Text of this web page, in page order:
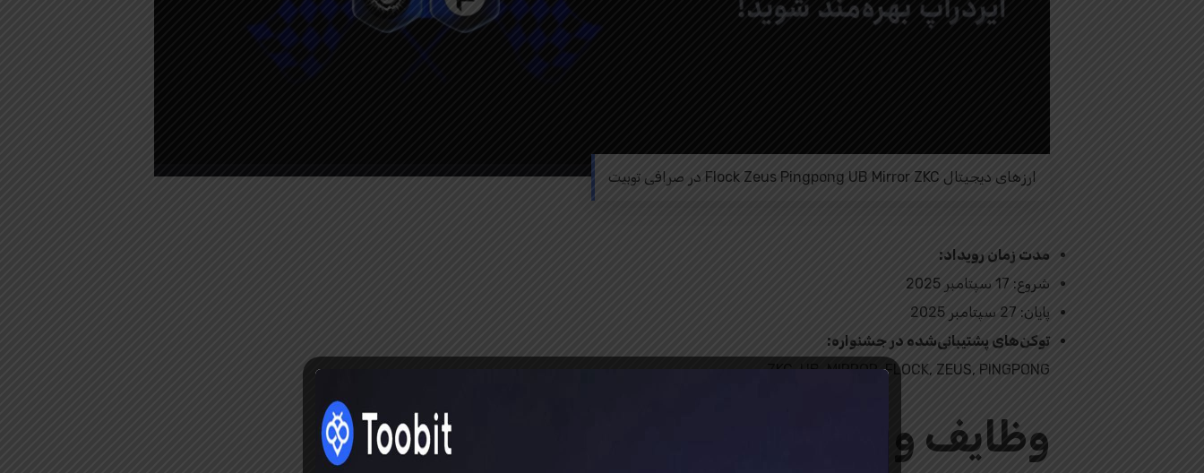
ارزهای دیجیتال Flock Zeus Pingpong UB Mirror ZKC در صرافی توبیت
مدت زمان رویداد:
شروع: 17 سپتامبر 2025
پایان: 27 سپتامبر 2025
توکن‌های پشتیبانی‌شده در جشنواره:
ZKC, UB, MIRROR, FLOCK, ZEUS, PINGPONG
وظایف و جوایز